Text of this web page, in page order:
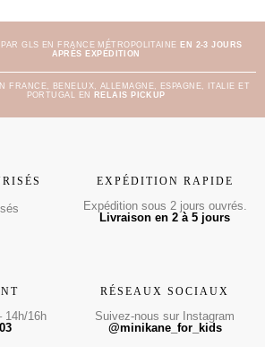
PAR GLS EN FRANCE MÉTROPOLITAINE EN 2-3 JOURS
APRÈS EXPÉDITION
FRANCE, BENELUX, ALLEMAGNE, ESPAGNE, ITALIE ET
PORTUGAL EN
RELAIS PICKUP
EXPÉDITION RAPIDE
Expédition sous 2 jours ouvrés.
Livraison en 2 à 5 jours
14h/16h
RÉSEAUX SOCIAUX
Suivez-nous sur Instagram
@minikane_for_kids